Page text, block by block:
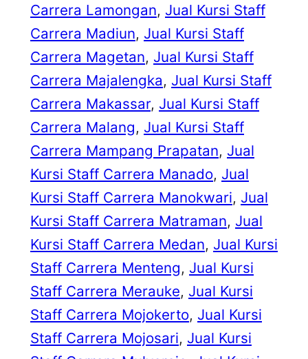
Carrera Lamongan, Jual Kursi Staff
Carrera Madiun, Jual Kursi Staff
Carrera Magetan, Jual Kursi Staff
Carrera Majalengka, Jual Kursi Staff
Carrera Makassar, Jual Kursi Staff
Carrera Malang, Jual Kursi Staff
Carrera Mampang Prapatan, Jual
Kursi Staff Carrera Manado, Jual
Kursi Staff Carrera Manokwari, Jual
Kursi Staff Carrera Matraman, Jual
Kursi Staff Carrera Medan, Jual Kursi
Staff Carrera Menteng, Jual Kursi
Staff Carrera Merauke, Jual Kursi
Staff Carrera Mojokerto, Jual Kursi
Staff Carrera Mojosari, Jual Kursi